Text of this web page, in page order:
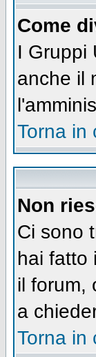
Come
I Gruppi
anche il
Torna in
Non
Ci sono
hai fatto
il forum,
a
Torna in